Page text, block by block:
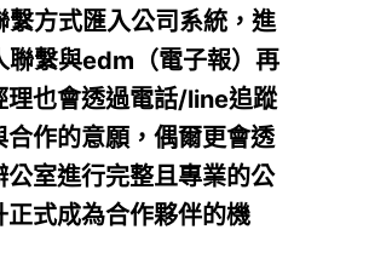
方式匯入公司系統，進
繫與edm（電子報）再
理也會透過電話/line追蹤
合作的意願，偶爾更會透
公室進行完整且專業的公
正式成為合作夥伴的機